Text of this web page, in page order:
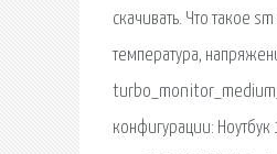
скачивать. Что такое
температура,
конфигурации: